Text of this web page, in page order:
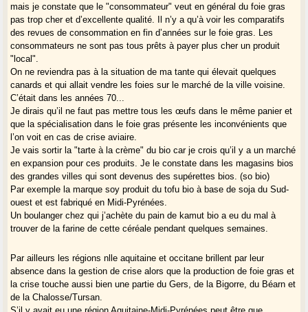
mais je constate que le "consommateur" veut en général du foie gras
pas trop cher et d’excellente qualité. Il n’y a qu’à voir les comparatifs
des revues de consommation en fin d’années sur le foie gras. Les
consommateurs ne sont pas tous prêts à payer plus cher un produit
"local".
On ne reviendra pas à la situation de ma tante qui élevait quelques
canards et qui allait vendre les foies sur le marché de la ville voisine.
C’était dans les années 70...
Je dirais qu’il ne faut pas mettre tous les œufs dans le même panier et
que la spécialisation dans le foie gras présente les inconvénients que
l’on voit en cas de crise aviaire.
Je vais sortir la "tarte à la crème" du bio car je crois qu’il y a un marché
en expansion pour ces produits. Je le constate dans les magasins bios
des grandes villes qui sont devenus des supérettes bios. (so bio)
Par exemple la marque soy produit du tofu bio à base de soja du Sud-
ouest et est fabriqué en Midi-Pyrénées.
Un boulanger chez qui j’achète du pain de kamut bio a eu du mal à
trouver de la farine de cette céréale pendant quelques semaines.
Par ailleurs les régions nlle aquitaine et occitane brillent par leur
absence dans la gestion de crise alors que la production de foie gras et
la crise touche aussi bien une partie du Gers, de la Bigorre, du Béarn et
de la Chalosse/Tursan.